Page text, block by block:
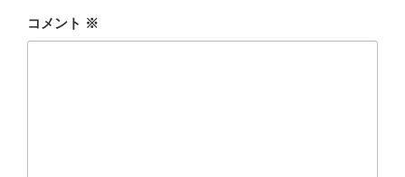
コメント ※